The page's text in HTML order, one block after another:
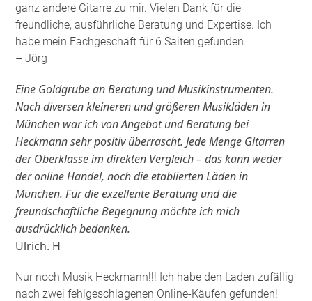
ganz andere Gitarre zu mir. Vielen Dank für die
freundliche, ausführliche Beratung und Expertise. Ich
habe mein Fachgeschäft für 6 Saiten gefunden
– Jörg
Eine Goldgrube an Beratung und Musikinstrumenten.
Nach diversen kleineren und größeren Musikläden in
München war ich von Angebot und Beratung bei
Heckmann sehr positiv überrascht. Jede Menge Gitarren
der Oberklasse im direkten Vergleich – das kann weder
der online Handel, noch die etablierten Läden in
München. Für die exzellente Beratung und die
freundschaftliche Begegnung möchte ich mich
ausdrücklich bedanken.
Ulrich. H
Nur noch Musik Heckmann!!! Ich habe den Laden zufällig
nach zwei fehlgeschlagenen Online-Käufen gefunden!